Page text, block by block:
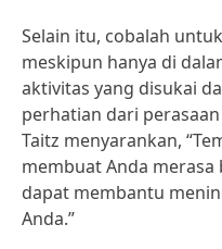
Selain itu, cobalah
meskipun hanya di
aktivitas yang disukai
perhatian dari
Taitz menyarankan,
membuat Anda merasa
dapat membantu
Anda.”